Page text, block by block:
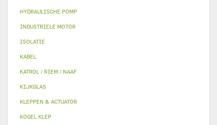
HYDRAULISCHE POMP
INDUSTRIELE MOTOR
ISOLATIE
KABEL
KATROL / RIEM / NAAF
KIJKGLAS
KLEPPEN & ACTUATOR
KOGEL KLEP